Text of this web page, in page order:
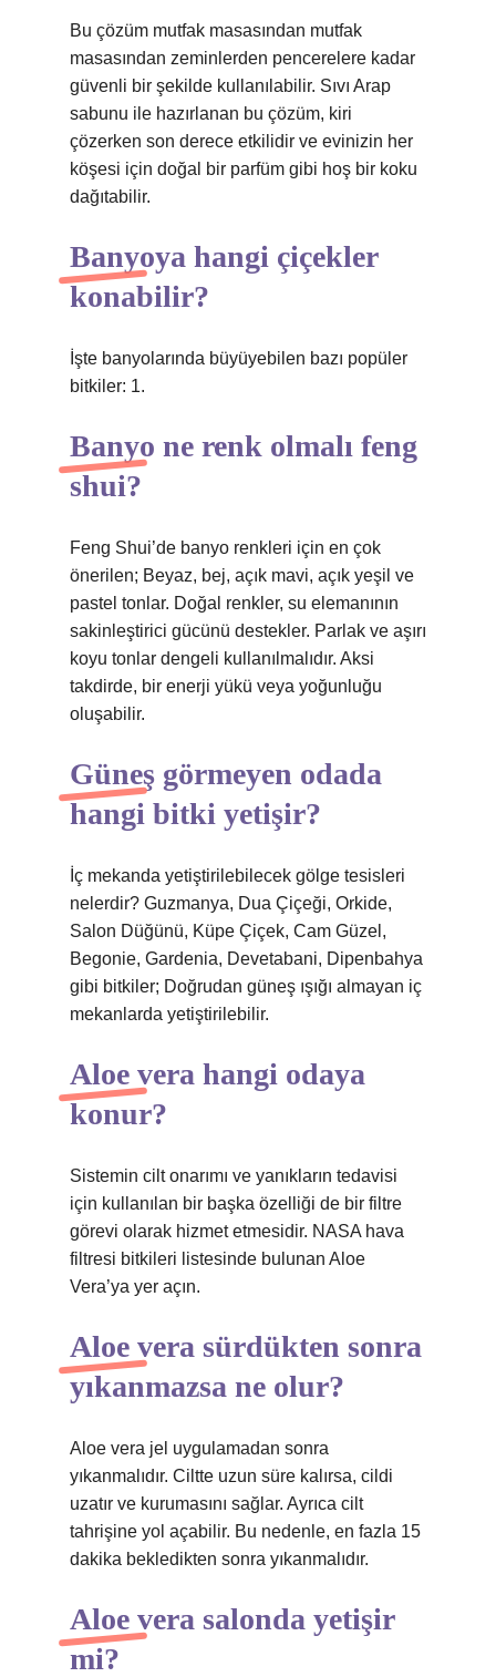
Bu çözüm mutfak masasından mutfak
masasından zeminlerden pencerelere kadar
güvenli bir şekilde kullanılabilir. Sıvı Arap
sabunu ile hazırlanan bu çözüm, kiri
çözerken son derece etkilidir ve evinizin her
köşesi için doğal bir parfüm gibi hoş bir koku
dağıtabilir.
Banyoya hangi çiçekler
konabilir?
İşte banyolarında büyüyebilen bazı popüler
bitkiler: 1.
Banyo ne renk olmalı feng
shui?
Feng Shui’de banyo renkleri için en çok
önerilen; Beyaz, bej, açık mavi, açık yeşil ve
pastel tonlar. Doğal renkler, su elemanının
sakinleştirici gücünü destekler. Parlak ve aşırı
koyu tonlar dengeli kullanılmalıdır. Aksi
takdirde, bir enerji yükü veya yoğunluğu
oluşabilir.
Güneş görmeyen odada
hangi bitki yetişir?
İç mekanda yetiştirilebilecek gölge tesisleri
nelerdir? Guzmanya, Dua Çiçeği, Orkide,
Salon Düğünü, Küpe Çiçek, Cam Güzel,
Begonie, Gardenia, Devetabani, Dipenbahya
gibi bitkiler; Doğrudan güneş ışığı almayan iç
mekanlarda yetiştirilebilir.
Aloe vera hangi odaya
konur?
Sistemin cilt onarımı ve yanıkların tedavisi
için kullanılan bir başka özelliği de bir filtre
görevi olarak hizmet etmesidir. NASA hava
filtresi bitkileri listesinde bulunan Aloe
Vera’ya yer açın.
Aloe vera sürdükten sonra
yıkanmazsa ne olur?
Aloe vera jel uygulamadan sonra
yıkanmalıdır. Ciltte uzun süre kalırsa, cildi
uzatır ve kurumasını sağlar. Ayrıca cilt
tahrişine yol açabilir. Bu nedenle, en fazla 15
dakika bekledikten sonra yıkanmalıdır.
Aloe vera salonda yetişir
mi?